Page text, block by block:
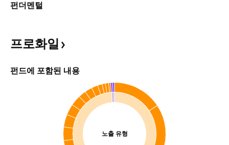
펀더멘털
프로화일
펀드에 포함된 내용
노출 유형